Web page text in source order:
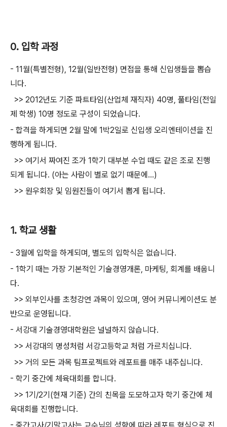
0. 입학 과정
- 11월(특별전형), 12월(일반전형) 면접을 통해 신입생들을 뽑습
니다.
>> 2012년도 기준 파트타임(산업체 재직자) 40명, 풀타임(전일
제 학생) 10명 정도로 구성이 되었습니다.
- 합격을 하게되면 2월 말에 1박2일로 신입생 오리엔테이션을 진
행하게 됩니다.
>> 여기서 짜여진 조가 1학기 대부분 수업 때도 같은 조로 진행
되게 됩니다. (아는 사람이 별로 없기 때문에...)
>> 원우회장 및 임원진들이 여기서 뽑게 됩니다.
1. 학교 생활
- 3월에 입학을 하게되며, 별도의 입학식은 없습니다.
- 1학기 때는 가장 기본적인 기술경영개론, 마케팅, 회계를 배웁니
다.
>> 외부인사를 초청강연 과목이 있으며, 영어 커뮤니케이션도 분
반으로 운영됩니다.
- 서강대 기술경영대학원은 널널하지 않습니다.
>> 서강대의 명성처럼 서강고등학교 처럼 가르치십니다.
>> 거의 모든 과목 팀프로젝트와 레포트를 매주 내주십니다.
- 학기 중간에 체육대회를 합니다.
>> 1기/2기(현재 기준) 간의 친목을 도모하고자 학기 중간에 체
육대회를 진행합니다.